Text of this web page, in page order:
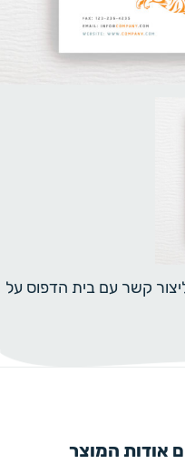
קשר עם בית הדפוס על
אודות המוצר